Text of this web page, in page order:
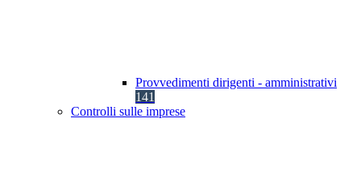
Provvedimenti dirigenti - amministrativi
141
Controlli sulle imprese